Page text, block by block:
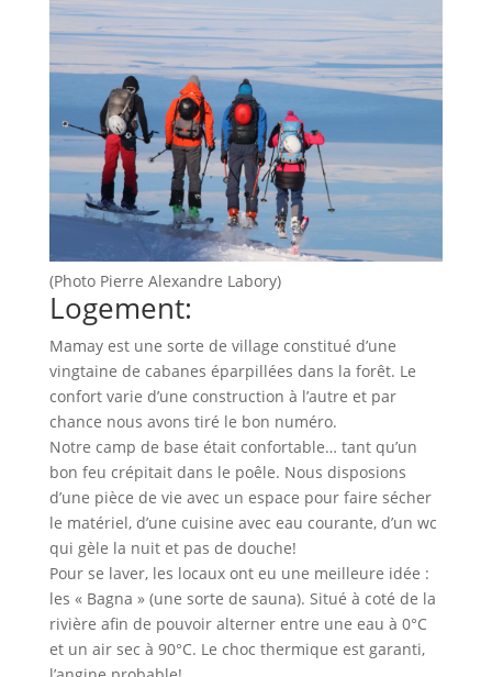
(Photo Pierre Alexandre Labory)
Logement:
Mamay est une sorte de village constitué d’une
vingtaine de cabanes éparpillées dans la forêt. Le
confort varie d’une construction à l’autre et par
chance nous avons tiré le bon numéro.
Notre camp de base était confortable… tant qu’un
bon feu crépitait dans le poêle. Nous disposions
d’une pièce de vie avec un espace pour faire sécher
le matériel, d’une cuisine avec eau courante, d’un wc
qui gèle la nuit et pas de douche!
Pour se laver, les locaux ont eu une meilleure idée :
les « Bagna » (une sorte de sauna). Situé à coté de la
rivière afin de pouvoir alterner entre une eau à 0°C
et un air sec à 90°C. Le choc thermique est garanti,